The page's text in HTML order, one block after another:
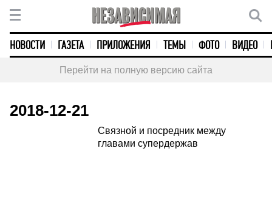
НОВОСТИ ГАЗЕТА ПРИЛОЖЕНИЯ ТЕМЫ ФОТО ВИДЕО
Перейти на полную версию сайта
2018-12-21
Связной и посредник между
главами супердержав